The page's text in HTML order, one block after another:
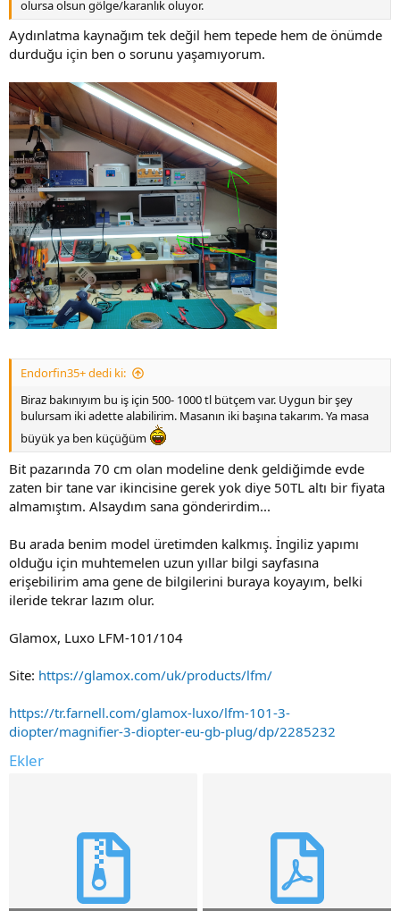
olursa olsun gölge/karanlık oluyor.
Aydınlatma kaynağım tek değil hem tepede hem de önümde
durduğu için ben o sorunu yaşamıyorum.
Endorfin35+ dedi ki:
Biraz bakınıyım bu iş için 500- 1000 tl bütçem var. Uygun bir şey
bulursam iki adette alabilirim. Masanın iki başına takarım. Ya masa
büyük ya ben küçüğüm
Bit pazarında 70 cm olan modeline denk geldiğimde evde
zaten bir tane var ikincisine gerek yok diye 50TL altı bir fiyata
almamıştım. Alsaydım sana gönderirdim...
Bu arada benim model üretimden kalkmış. İngiliz yapımı
olduğu için muhtemelen uzun yıllar bilgi sayfasına
erişebilirim ama gene de bilgilerini buraya koyayım, belki
ileride tekrar lazım olur.
Glamox, Luxo LFM-101/104
Site: https://glamox.com/uk/products/lfm/
https://tr.farnell.com/glamox-luxo/lfm-101-3-
diopter/magnifier-3-diopter-eu-gb-plug/dp/2285232
Ekler